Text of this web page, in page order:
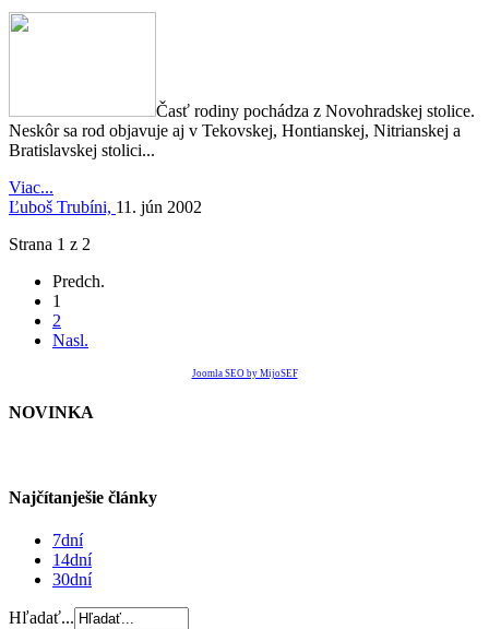
Časť rodiny pochádza z Novohradskej stolice.
Neskôr sa rod objavuje aj v Tekovskej, Hontianskej, Nitrianskej a
Bratislavskej stolici...
Viac...
Ľuboš Trubíni, 11. jún 2002
Strana 1 z 2
Predch.
1
2
Nasl.
Joomla SEO by MijoSEF
NOVINKA
Najčítanješie články
7dní
14dní
30dní
Hľadať...